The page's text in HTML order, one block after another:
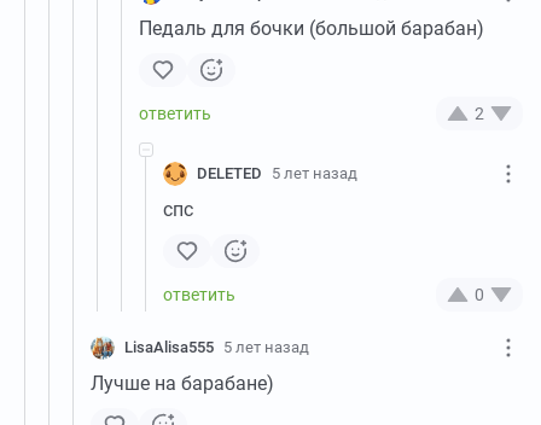
Педаль для бочки (большой барабан)
2
DELETED 5 лет назад
спс
0
LisaAlisa555 5 лет назад
Лучше на барабане)